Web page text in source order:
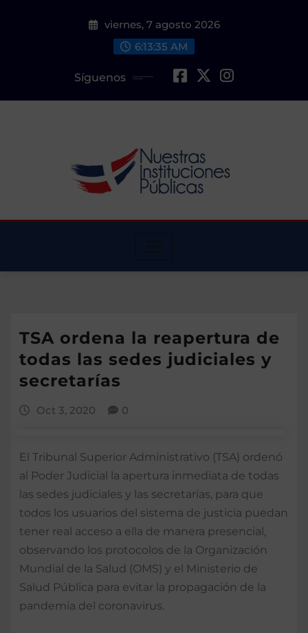
viernes, 7 agosto 2026
6:13:36 AM
Síguenos
TSA ordena la reapertura de
todas las sedes judiciales y
secretarías
Oct 3, 2020 0
El Tribunal Superior Administrativo (TSA) ordenó
al Poder Judicial la apertura inmediata de todas
las sedes judiciales y las secretarías, para que
todos los usuarios del sistema de justicia puedan
tener real acceso a ella de manera presencial,
observando los protocolos de la Organización
Mundial de la Salud (OMS) y el Ministerio de
Salud Pública para evitar la propagación de la
pandemia del coronavirus.